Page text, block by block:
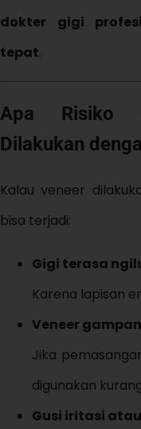
dokter gigi
tepat.
Apa Risiko
Dilakukan
Kalau veneer
bisa terjadi:
Gigi terasa
Karena lapisan
Veneer
Jika
digunakan
Gusi iritasi